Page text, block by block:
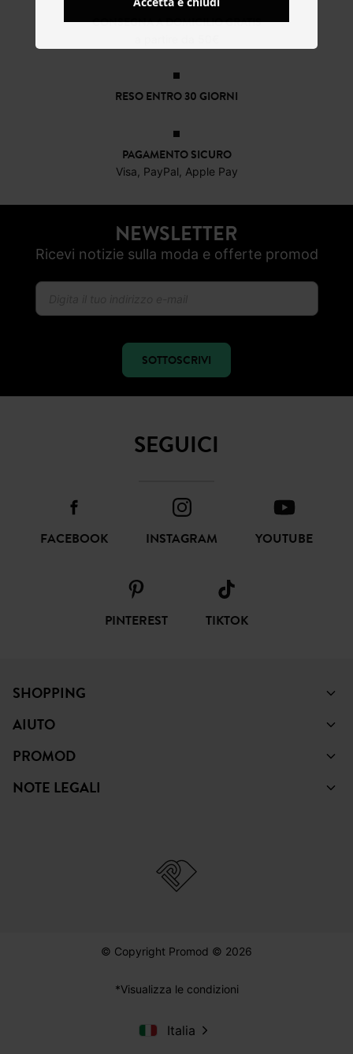
CONSEGNA A DOMICILIO GRATIS
RESO ENTRO 30 GIORNI
PAGAMENTO SICURO
Visa, PayPal, Apple Pay
NEWSLETTER
Ricevi notizie sulla moda e offerte promod
SOTTOSCRIVI
SEGUICI
FACEBOOK INSTAGRAM YOUTUBE
PINTEREST TIKTOK
SHOPPING
AIUTO
PROMOD
NOTE LEGALI
© Copyright Promod © 2026
*Visualizza le condizioni
Italia